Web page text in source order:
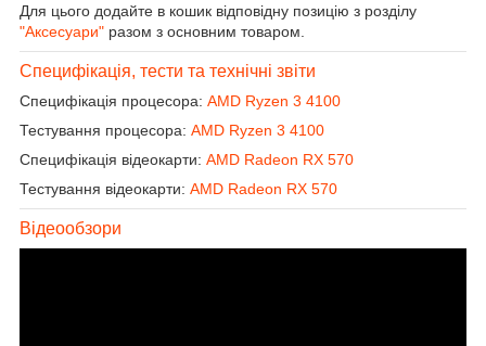
Для цього додайте в кошик відповідну позицію з розділу
"Аксесуари" разом з основним товаром.
Специфікація, тести та технічні звіти
Специфікація процесора: AMD Ryzen 3 4100
Тестування процесора: AMD Ryzen 3 4100
Специфікація відеокарти: AMD Radeon RX 570
Тестування відеокарти: AMD Radeon RX 570
Відеообзори